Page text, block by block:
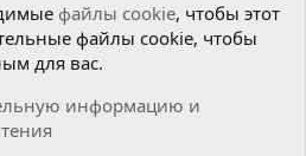
файлы cookie, чтобы этот
файлы cookie, чтобы
для вас.
информацию и